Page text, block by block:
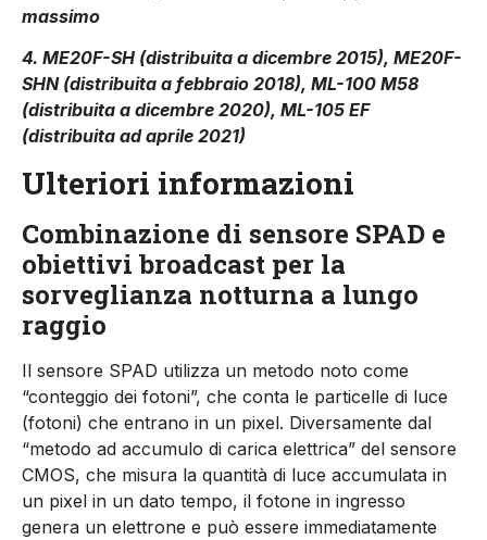
massimo
4. ME20F-SH (distribuita a dicembre 2015), ME20F-
SHN (distribuita a febbraio 2018), ML-100 M58
(distribuita a dicembre 2020), ML-105 EF
(distribuita ad aprile 2021)
Ulteriori informazioni
Combinazione di sensore SPAD e
obiettivi broadcast per la
sorveglianza notturna a lungo
raggio
Il sensore SPAD utilizza un metodo noto come
“conteggio dei fotoni”, che conta le particelle di luce
(fotoni) che entrano in un pixel. Diversamente dal
“metodo ad accumulo di carica elettrica” del sensore
CMOS, che misura la quantità di luce accumulata in
un pixel in un dato tempo, il fotone in ingresso
genera un elettrone e può essere immediatamente